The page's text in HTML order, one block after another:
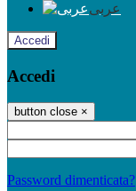
عربى
Accedi
Accedi
button close ×
Password dimenticata?